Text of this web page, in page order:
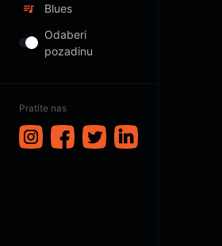
Blues
Odaberi
pozadinu
Pratite nas